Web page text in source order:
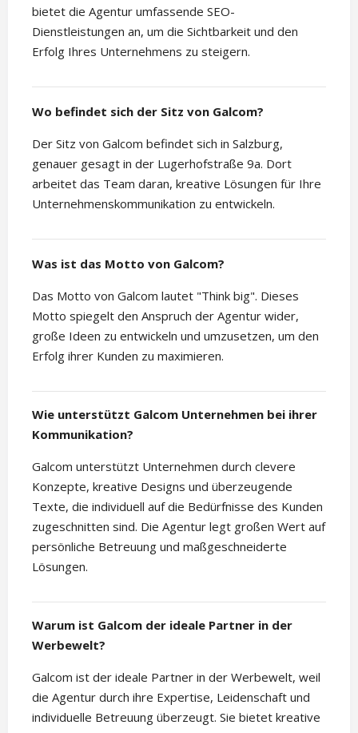
bietet die Agentur umfassende SEO-
Dienstleistungen an, um die Sichtbarkeit und den
Erfolg Ihres Unternehmens zu steigern.
Wo befindet sich der Sitz von Galcom?
Der Sitz von Galcom befindet sich in Salzburg,
genauer gesagt in der Lugerhofstraße 9a. Dort
arbeitet das Team daran, kreative Lösungen für Ihre
Unternehmenskommunikation zu entwickeln.
Was ist das Motto von Galcom?
Das Motto von Galcom lautet "Think big". Dieses
Motto spiegelt den Anspruch der Agentur wider,
große Ideen zu entwickeln und umzusetzen, um den
Erfolg ihrer Kunden zu maximieren.
Wie unterstützt Galcom Unternehmen bei ihrer
Kommunikation?
Galcom unterstützt Unternehmen durch clevere
Konzepte, kreative Designs und überzeugende
Texte, die individuell auf die Bedürfnisse des Kunden
zugeschnitten sind. Die Agentur legt großen Wert auf
persönliche Betreuung und maßgeschneiderte
Lösungen.
Warum ist Galcom der ideale Partner in der
Werbewelt?
Galcom ist der ideale Partner in der Werbewelt, weil
die Agentur durch ihre Expertise, Leidenschaft und
individuelle Betreuung überzeugt. Sie bietet kreative